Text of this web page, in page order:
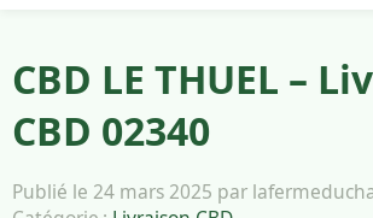
CBD LE THUEL –
CBD 02340
Publié le 24 mars 2025 par